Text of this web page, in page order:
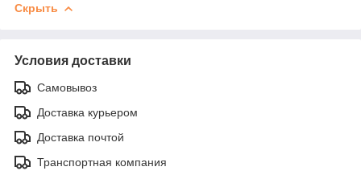
Скрыть
Условия доставки
Самовывоз
Доставка курьером
Доставка почтой
Транспортная компания